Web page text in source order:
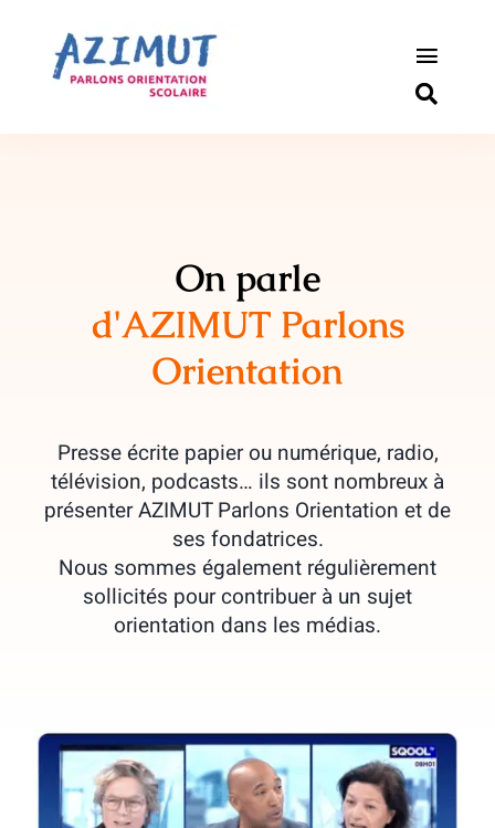
contenu
Toggle
On parle
d'AZIMUT Parlons
Orientation
Presse écrite papier ou numérique, radio,
télévision, podcasts… ils sont nombreux à
présenter AZIMUT Parlons Orientation et de
ses fondatrices.
Nous sommes également régulièrement
sollicités pour contribuer à un sujet
orientation dans les médias.